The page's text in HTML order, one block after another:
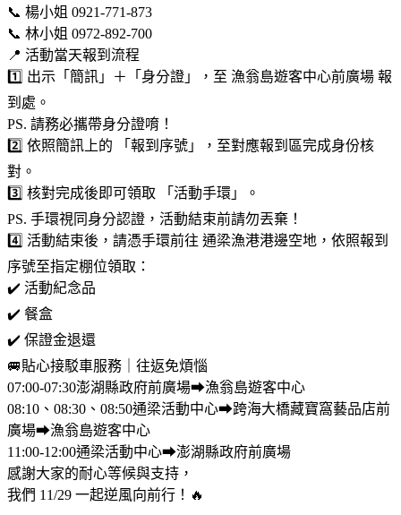
📞 楊小姐 0921-771-873
📞 林小姐 0972-892-700
📍 活動當天報到流程
1️⃣ 出示「簡訊」＋「身分證」，至 漁翁島遊客中心前廣場 報
到處。
PS. 請務必攜帶身分證唷！
2️⃣ 依照簡訊上的 「報到序號」，至對應報到區完成身份核
對。
3️⃣ 核對完成後即可領取 「活動手環」。
PS. 手環視同身分認證，活動結束前請勿丟棄！
4️⃣ 活動結束後，請憑手環前往 通梁漁港港邊空地，依照報到
序號至指定棚位領取：
✔️ 活動紀念品
✔️ 餐盒
✔️ 保證金退還
🚐貼心接駁車服務｜往返免煩惱
07:00-07:30澎湖縣政府前廣場⮕漁翁島遊客中心
08:10、08:30、08:50通梁活動中心⮕跨海大橋藏寶窩藝品店前
廣場⮕漁翁島遊客中心
11:00-12:00通梁活動中心⮕澎湖縣政府前廣場
感謝大家的耐心等候與支持，
我們 11/29 一起逆風向前行！🔥